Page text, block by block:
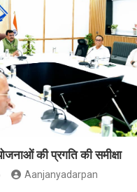
की प्रगति की समीक्षा
Aanjanyadarpan